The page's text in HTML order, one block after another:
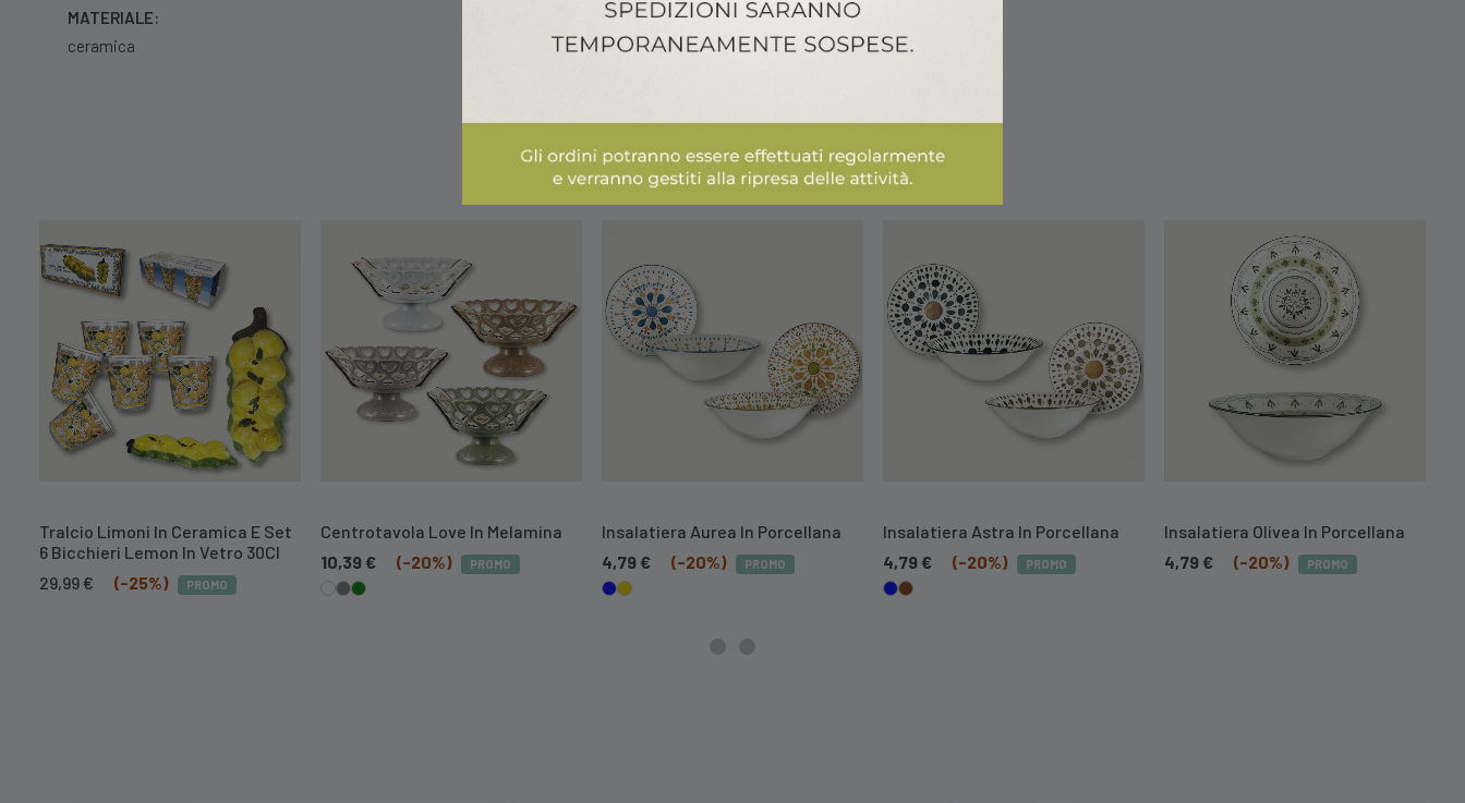
MATERIALE:
ceramica
ALTRI PRODOTTI ARCA ITALY
Tralcio Limoni In Ceramica E Set
6 Bicchieri Lemon In Vetro 30Cl
Il
29,99€ (-25%) PROMO
Centrotavola Love In Melamina
10,39 € (-20%) PROMO
Insalatiera Aurea In Porcellana
4,79 € (-20%) PROMO
Insalatiera Astra In Porcellana
4,79 € (-20%) PROMO
Insalatiera Olivea In Porcellana
4,79 € (-20%) PROMO